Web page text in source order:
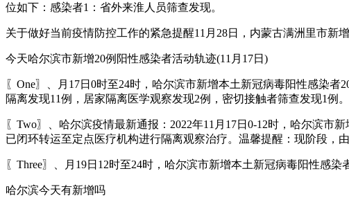
位如下：感染者1：省外来淮人员筛查发现。
关于做好当前疫情防控工作的紧急提醒11月28日，内蒙古满洲里市新
今天哈尔滨市新增20例阳性感染者活动轨迹(11月17日)
〖One〗、月17日0时至24时，哈尔滨市新增本土新冠病毒阳性感染
隔离发现11例，居家隔离医学观察发现2例，密切接触者筛查发现1例。
〖Two〗、哈尔滨疫情最新通报：2022年11月17日0-12时，哈尔滨
已闭环转运至定点医疗机构进行隔离观察治疗。温馨提醒：现阶段，
〖Three〗、月19日12时至24时，哈尔滨市新增本土新冠病毒阳性感染
哈尔滨今天有新增吗